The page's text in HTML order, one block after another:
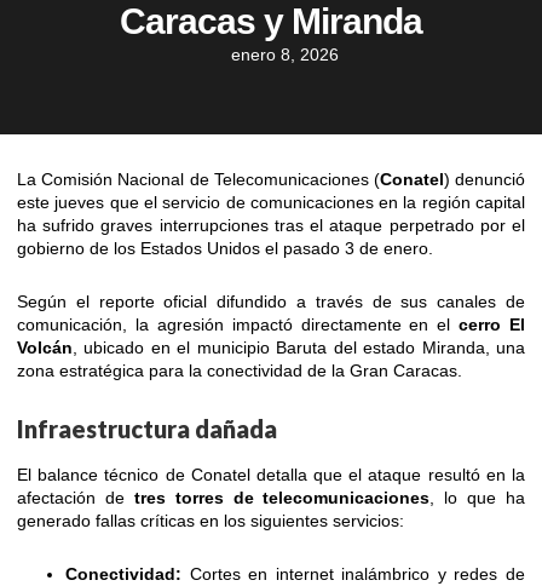
Caracas y Miranda
enero 8, 2026
La Comisión Nacional de Telecomunicaciones (Conatel) denunció
este jueves que el servicio de comunicaciones en la región capital
ha sufrido graves interrupciones tras el ataque perpetrado por el
gobierno de los Estados Unidos el pasado 3 de enero.
Según el reporte oficial difundido a través de sus canales de
comunicación, la agresión impactó directamente en elcerro El
Volcán, ubicado en el municipio Baruta del estado Miranda, una
zona estratégica para la conectividad de la Gran Caracas.
Infraestructura dañada
El balance técnico de Conatel detalla que el ataque resultó en la
afectación de tres torres de telecomunicaciones, lo que ha
generado fallas críticas en los siguientes servicios:
Conectividad: Cortes en internet inalámbrico y redes de